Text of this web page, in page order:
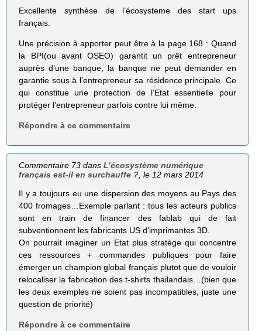
Excellente synthèse de l’écosysteme des start ups
français.
Une précision à apporter peut être à la page 168 : Quand
la BPI(ou avant OSEO) garantit un prêt entrepreneur
auprès d’une banque, la banque ne peut demander en
garantie sous à l’entrepreneur sa résidence principale. Ce
qui constitue une protection de l’Etat essentielle pour
protéger l’entrepreneur parfois contre lui même.
Répondre à ce commentaire
Commentaire 73 dansL’écosystème numérique
français est-il en surchauffe ? , le 12 mars 2014
Il y a toujours eu une dispersion des moyens au Pays des
400 fromages…Exemple parlant : tous les acteurs publics
sont en train de financer des fablab qui de fait
subventionnent les fabricants US d’imprimantes 3D.
On pourrait imaginer un Etat plus stratège qui concentre
ces ressources + commandes publiques pour faire
émerger un champion global français plutot que de vouloir
relocaliser la fabrication des t-shirts thailandais…(bien que
les deux exemples ne soient pas incompatibles, juste une
question de priorité)
Répondre à ce commentaire